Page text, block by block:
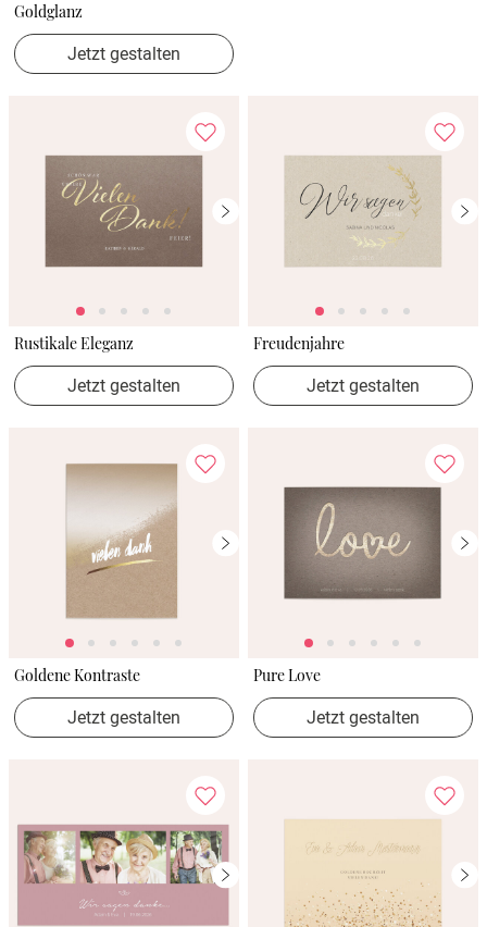
Goldglanz
Jetzt gestalten
Rustikale Eleganz
Jetzt gestalten
Freudenjahre
Jetzt gestalten
Goldene Kontraste
Jetzt gestalten
Pure Love
Jetzt gestalten